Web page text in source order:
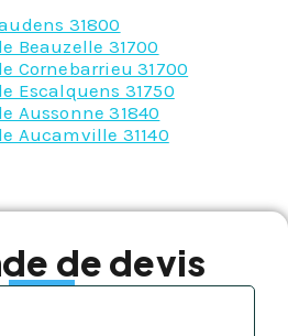
31800
Beauzelle 31700
Cornebarrieu 31700
Escalquens 31750
Aussonne 31840
Aucamville 31140
de devis